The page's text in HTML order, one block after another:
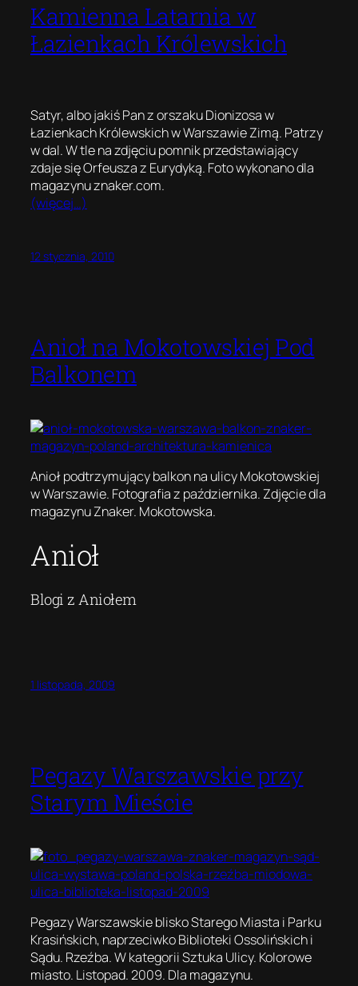
Kamienna Latarnia w
Łazienkach Królewskich
Satyr, albo jakiś Pan z orszaku Dionizosa w
Łazienkach Królewskich w Warszawie Zimą. Patrzy
w dal. W tle na zdjęciu pomnik przedstawiający
zdaje się Orfeusza z Eurydyką. Foto wykonano dla
magazynu znaker.com.
(więcej…)
12 stycznia, 2010
Anioł na Mokotowskiej Pod
Balkonem
Anioł podtrzymujący balkon na ulicy Mokotowskiej
w Warszawie. Fotografia z października. Zdjęcie dla
magazynu Znaker. Mokotowska.
Anioł
Blogi z Aniołem
1 listopada, 2009
Pegazy Warszawskie przy
Starym Mieście
Pegazy Warszawskie blisko Starego Miasta i Parku
Krasińskich, naprzeciwko Biblioteki Ossolińskich i
Sądu. Rzeźba. W kategorii Sztuka Ulicy. Kolorowe
miasto. Listopad. 2009. Dla magazynu.